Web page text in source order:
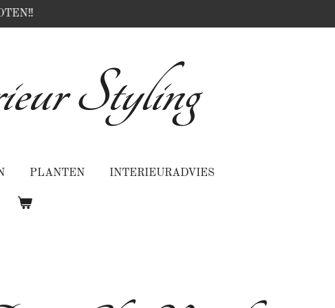
Styling
PLANTEN INTERIEURADVIES